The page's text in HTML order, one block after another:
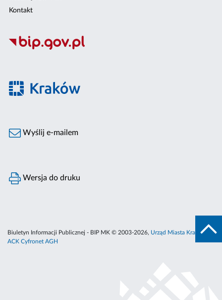
Kontakt
Wyślij e-mailem
Wersja do druku
Biuletyn Informacji Publicznej - BIP MK © 2003-2026, Urząd Miasta Krakowa
ACK Cyfronet AGH